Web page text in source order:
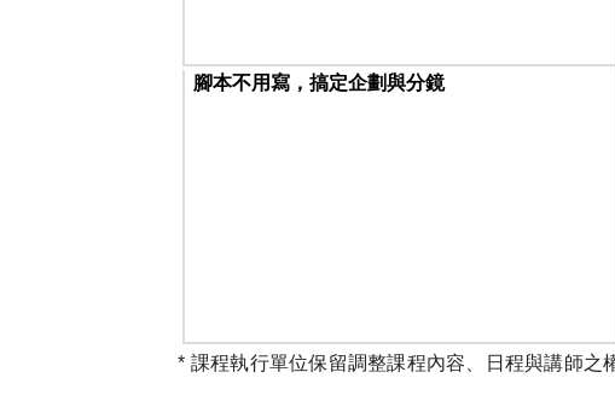
腳本不用寫，搞定企劃與分鏡
* 課程執行單位保留調整課程內容、日程與講師之